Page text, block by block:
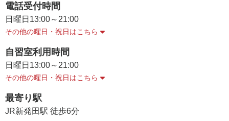
電話受付時間
日曜日 13:00～21:00
その他の曜日・祝日はこちら
自習室利用時間
日曜日 13:00～21:00
その他の曜日・祝日はこちら
最寄り駅
JR新発田駅 徒歩6分